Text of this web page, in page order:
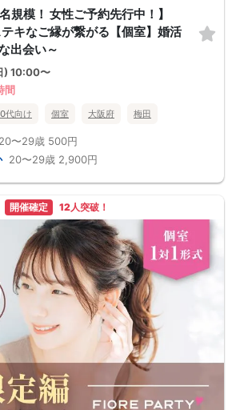
規模！ 女性ご予約先行中！】
テキなご縁が繋がる【個室】婚活
出会い～
) 10:00〜
間
代向け 個室 大阪府 梅田
20〜29歳 500円
20〜29歳 2,900円
開催確定 12人突破！